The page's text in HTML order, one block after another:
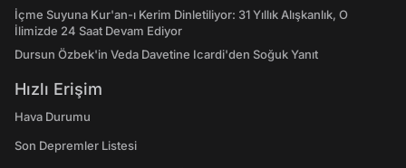
İçme Suyuna Kur'an-ı Kerim Dinletiliyor: 31 Yıllık Alışkanlık, O
İlimizde 24 Saat Devam Ediyor
Dursun Özbek'in Veda Davetine Icardi'den Soğuk Yanıt
Hızlı Erişim
Hava Durumu
Son Depremler Listesi